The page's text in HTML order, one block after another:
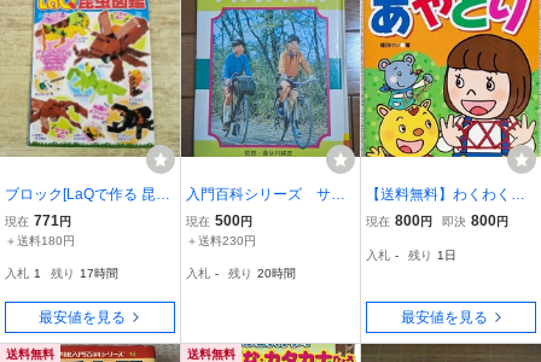
ブロック[LaQで作る 昆虫
図鑑] LaQ公式ガイドブッ
ク カブトムシ・クワガ
どの作例集【送料180
円】
現在 771円
＋送料180円
入札 1 残り 17時間
最安値を見る
入門百科シリーズ サイ
クリング入門 昭和49年
再版 小学館 昭和レト
現在 500円
＋送料230円
入札 - 残り 20時間
【送料無料】わくわくあ
やとり （あそびのたか
現在 800円 即決 800円
入札 - 残り 1日
最安値を見る
送料無料 送料無料